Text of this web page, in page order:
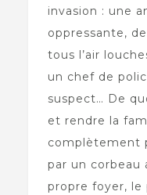
invasion : une
oppressante,
tous l’air
un chef de
suspect… De
et rendre la
complètement
par un corbeau
propre foyer, le